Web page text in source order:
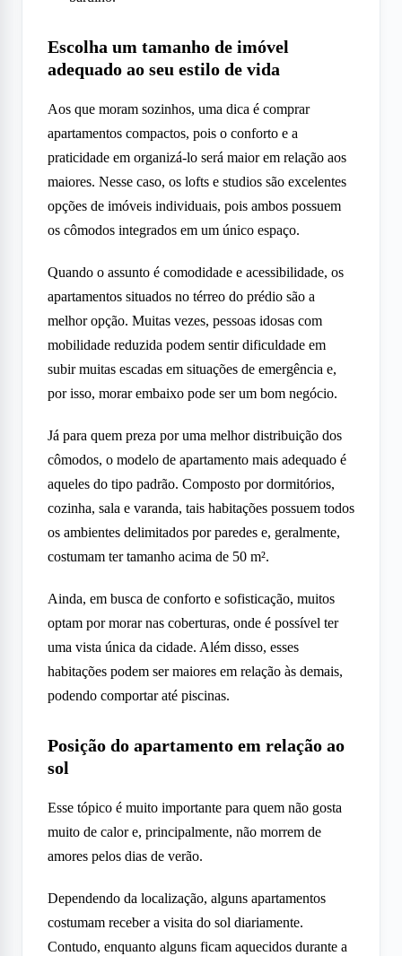
Escolha um tamanho de imóvel
adequado ao seu estilo de vida
Aos que moram sozinhos, uma dica é comprar
apartamentos compactos, pois o conforto e a
praticidade em organizá-lo será maior em relação aos
maiores. Nesse caso, os lofts e studios são excelentes
opções de imóveis individuais, pois ambos possuem
os cômodos integrados em um único espaço.
Quando o assunto é comodidade e acessibilidade, os
apartamentos situados no térreo do prédio são a
melhor opção. Muitas vezes, pessoas idosas com
mobilidade reduzida podem sentir dificuldade em
subir muitas escadas em situações de emergência e,
por isso, morar embaixo pode ser um bom negócio.
Já para quem preza por uma melhor distribuição dos
cômodos, o modelo de apartamento mais adequado é
aqueles do tipo padrão. Composto por dormitórios,
cozinha, sala e varanda, tais habitações possuem todos
os ambientes delimitados por paredes e, geralmente,
costumam ter tamanho acima de 50 m².
Ainda, em busca de conforto e sofisticação, muitos
optam por morar nas coberturas, onde é possível ter
uma vista única da cidade. Além disso, esses
habitações podem ser maiores em relação às demais,
podendo comportar até piscinas.
Posição do apartamento em relação ao
sol
Esse tópico é muito importante para quem não gosta
muito de calor e, principalmente, não morrem de
amores pelos dias de verão.
Dependendo da localização, alguns apartamentos
costumam receber a visita do sol diariamente.
Contudo, enquanto alguns ficam aquecidos durante a